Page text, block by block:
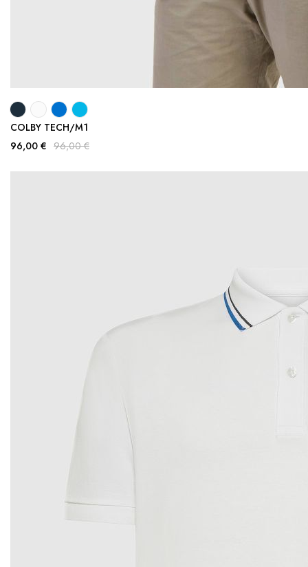
COLBY TECH/M1
96,00 € 96,00 €